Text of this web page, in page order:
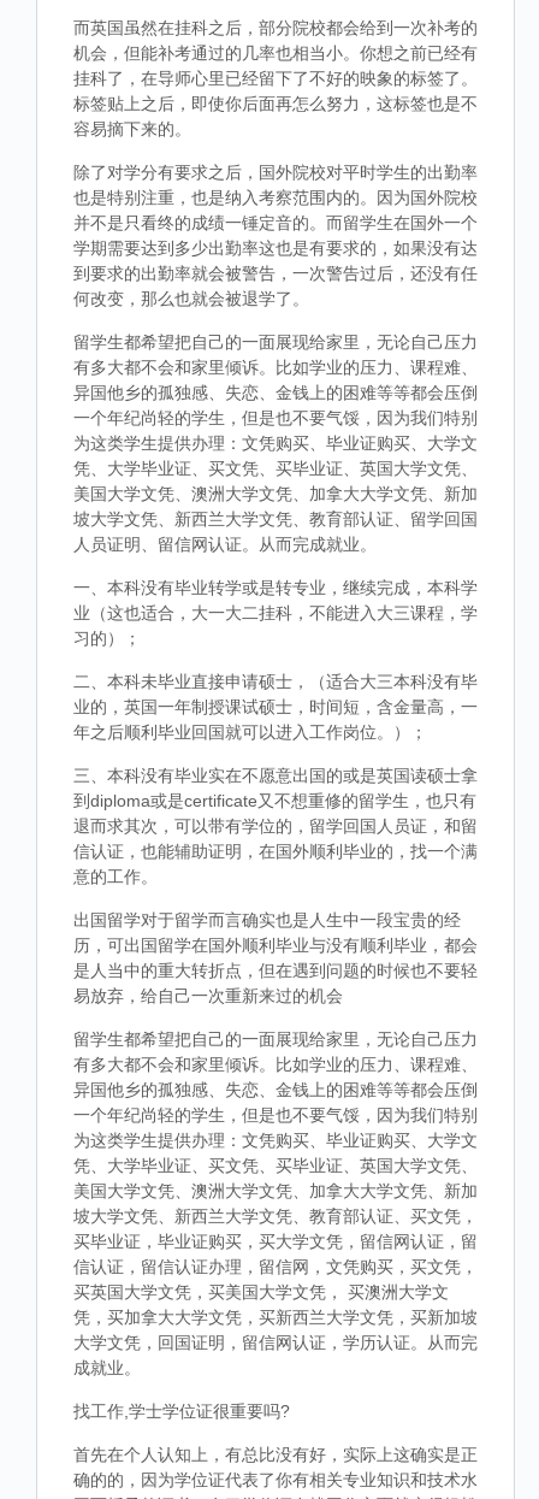
而英国虽然在挂科之后，部分院校都会给到一次补考的
机会，但能补考通过的几率也相当小。你想之前已经有
挂科了，在导师心里已经留下了不好的映象的标签了。
标签贴上之后，即使你后面再怎么努力，这标签也是不
容易摘下来的。
除了对学分有要求之后，国外院校对平时学生的出勤率
也是特别注重，也是纳入考察范围内的。因为国外院校
并不是只看终的成绩一锤定音的。而留学生在国外一个
学期需要达到多少出勤率这也是有要求的，如果没有达
到要求的出勤率就会被警告，一次警告过后，还没有任
何改变，那么也就会被退学了。
留学生都希望把自己的一面展现给家里，无论自己压力
有多大都不会和家里倾诉。比如学业的压力、课程难、
异国他乡的孤独感、失恋、金钱上的困难等等都会压倒
一个年纪尚轻的学生，但是也不要气馁，因为我们特别
为这类学生提供办理：文凭购买、毕业证购买、大学文
凭、大学毕业证、买文凭、买毕业证、英国大学文凭、
美国大学文凭、澳洲大学文凭、加拿大大学文凭、新加
坡大学文凭、新西兰大学文凭、教育部认证、留学回国
人员证明、留信网认证。从而完成就业。
一、本科没有毕业转学或是转专业，继续完成，本科学
业（这也适合，大一大二挂科，不能进入大三课程，学
习的）；
二、本科未毕业直接申请硕士，（适合大三本科没有毕
业的，英国一年制授课试硕士，时间短，含金量高，一
年之后顺利毕业回国就可以进入工作岗位。）；
三、本科没有毕业实在不愿意出国的或是英国读硕士拿
到diploma或是certificate又不想重修的留学生，也只有
退而求其次，可以带有学位的，留学回国人员证，和留
信认证，也能辅助证明，在国外顺利毕业的，找一个满
意的工作。
出国留学对于留学而言确实也是人生中一段宝贵的经
历，可出国留学在国外顺利毕业与没有顺利毕业，都会
是人当中的重大转折点，但在遇到问题的时候也不要轻
易放弃，给自己一次重新来过的机会
留学生都希望把自己的一面展现给家里，无论自己压力
有多大都不会和家里倾诉。比如学业的压力、课程难、
异国他乡的孤独感、失恋、金钱上的困难等等都会压倒
一个年纪尚轻的学生，但是也不要气馁，因为我们特别
为这类学生提供办理：文凭购买、毕业证购买、大学文
凭、大学毕业证、买文凭、买毕业证、英国大学文凭、
美国大学文凭、澳洲大学文凭、加拿大大学文凭、新加
坡大学文凭、新西兰大学文凭、教育部认证、买文凭，
买毕业证，毕业证购买，买大学文凭，留信网认证，留
信认证，留信认证办理，留信网，文凭购买，买文凭，
买英国大学文凭，买美国大学文凭， 买澳洲大学文
凭，买加拿大大学文凭，买新西兰大学文凭，买新加坡
大学文凭，回国证明，留信网认证，学历认证。从而完
成就业。
找工作,学士学位证很重要吗?
首先在个人认知上，有总比没有好，实际上这确实是正
确的的，因为学位证代表了你有相关专业知识和技术水